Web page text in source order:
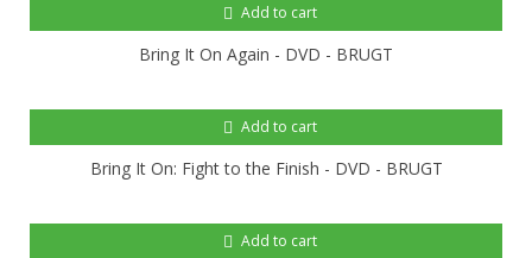
Add to cart
Bring It On Again - DVD - BRUGT
Add to cart
Bring It On: Fight to the Finish - DVD - BRUGT
Add to cart